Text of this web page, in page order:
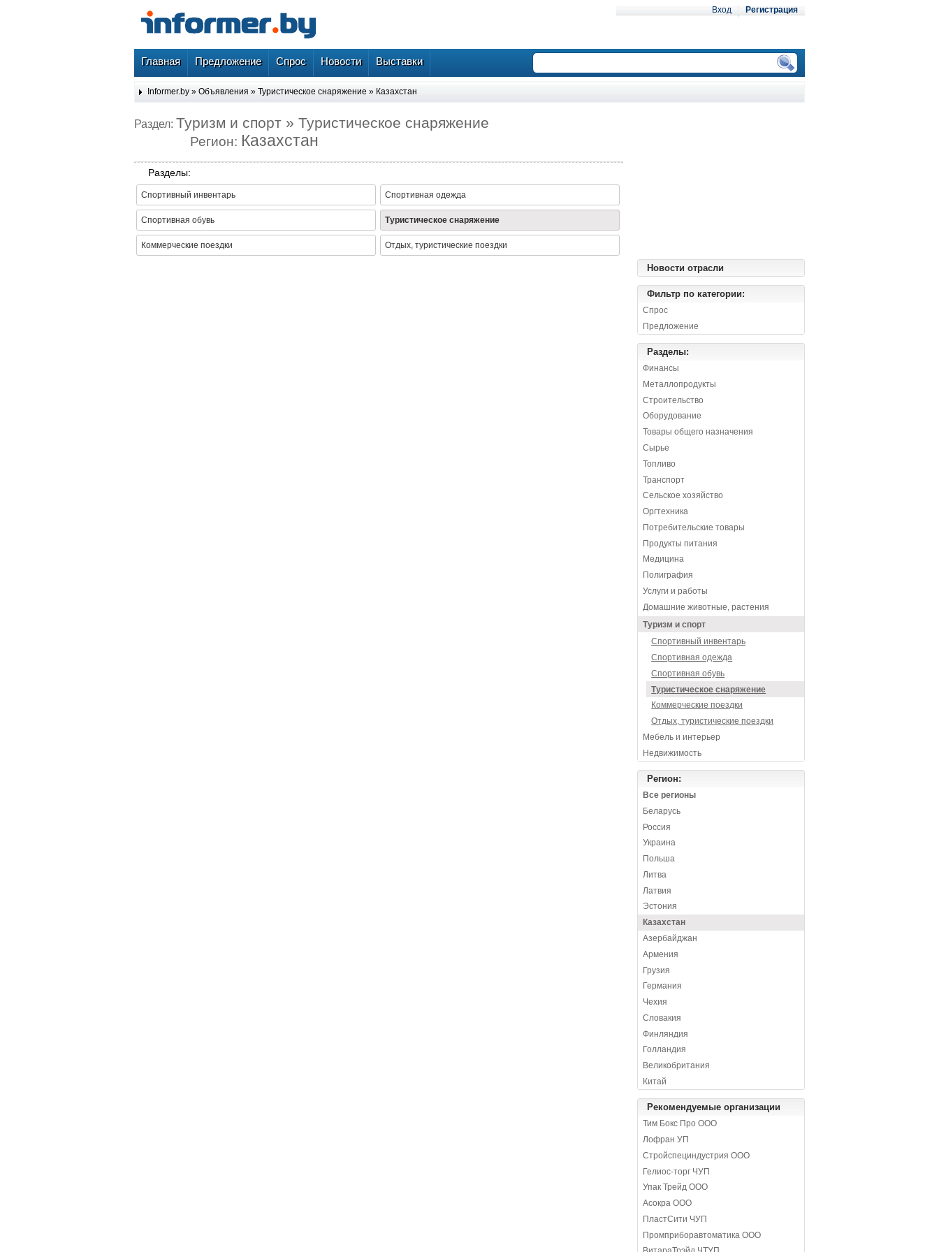
Вход Регистрация
Главная Предложение Спрос Новости Выставки
Informer.by » Объявления » Туристическое снаряжение » Казахстан
Раздел: Туризм и спорт » Туристическое снаряжение
Регион: Казахстан
Разделы:
Спортивный инвентарь Спортивная одежда
Спортивная обувь Туристическое снаряжение
Коммерческие поездки Отдых, туристические поездки
Новости отрасли
Фильтр по категории:
Спрос
Предложение
Разделы:
Финансы
Металлопродукты
Строительство
Оборудование
Товары общего назначения
Сырье
Топливо
Транспорт
Сельское хозяйство
Оргтехника
Потребительские товары
Продукты питания
Медицина
Полиграфия
Услуги и работы
Домашние животные, растения
Туризм и спорт
Спортивный инвентарь
Спортивная одежда
Спортивная обувь
Туристическое снаряжение
Коммерческие поездки
Отдых, туристические поездки
Мебель и интерьер
Недвижимость
Регион:
Все регионы
Беларусь
Россия
Украина
Польша
Литва
Латвия
Эстония
Казахстан
Азербайджан
Армения
Грузия
Германия
Чехия
Словакия
Финляндия
Голландия
Великобритания
Китай
Рекомендуемые организации
Тим Бокс Про ООО
Лофран УП
Стройспециндустрия ООО
Гелиос-торг ЧУП
Упак Трейд ООО
Асокра ООО
ПластСити ЧУП
Промприборавтоматика ООО